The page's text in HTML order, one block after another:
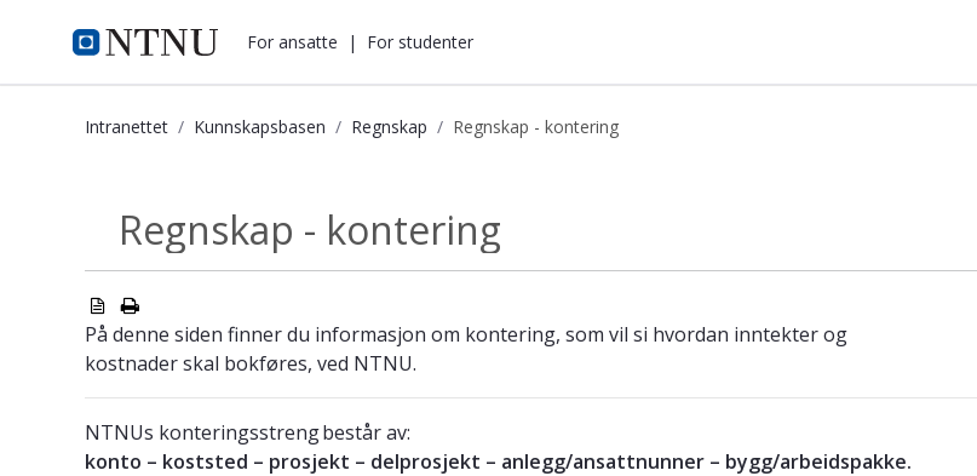
i.ntnu.no For ansatte | For studenter
Intranettet Kunnskapsbasen Regnskap Regnskap - kontering
Regnskap
Regnskap - kontering
På denne siden finner du informasjon om kontering, som vil si hvordan inntekter og
kostnader skal bokføres, ved NTNU.
NTNUs konteringsstreng består av:
konto – koststed – prosjekt – delprosjekt – anlegg/ansattnunner – bygg/arbeidspakke.